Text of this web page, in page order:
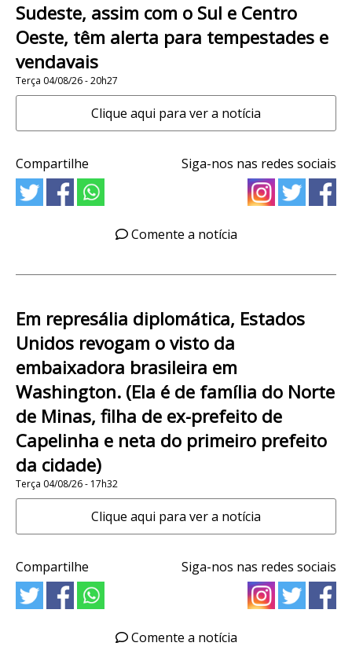
Sudeste, assim com o Sul e Centro
Oeste, têm alerta para tempestades e
vendavais
Terça 04/08/26 - 20h27
Clique aqui para ver a notícia
Compartilhe Siga-nos nas redes sociais
Comente a notícia
Em represália diplomática, Estados
Unidos revogam o visto da
embaixadora brasileira em
Washington. (Ela é de família do Norte
de Minas, filha de ex-prefeito de
Capelinha e neta do primeiro prefeito
da cidade)
Terça 04/08/26 - 17h32
Clique aqui para ver a notícia
Compartilhe Siga-nos nas redes sociais
Comente a notícia